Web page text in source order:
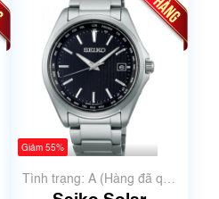
Giảm 55%
Tình trạng: A (Hàng đã qua